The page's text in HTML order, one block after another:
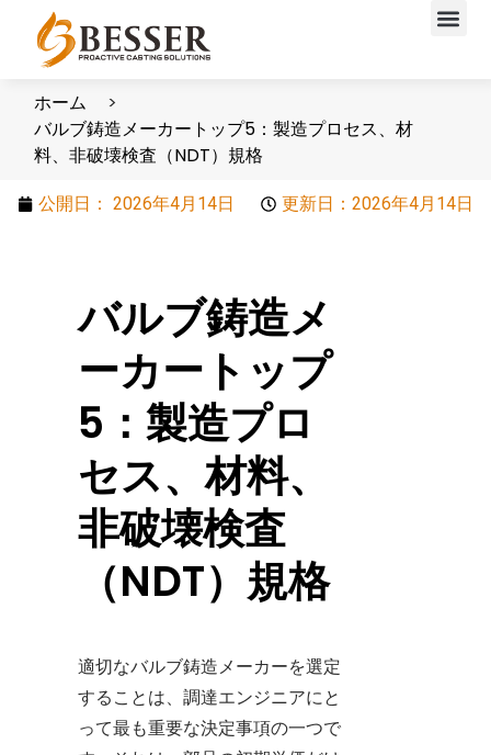
ホーム
バルブ鋳造メーカートップ5：製造プロセス、材
料、非破壊検査（NDT）規格
公開日： 2026年4月14日 更新日：2026年4月14日
バルブ鋳造メ
ーカートップ
5：製造プロ
セス、材料、
非破壊検査
（NDT）規格
適切なバルブ鋳造メーカーを選定
することは、調達エンジニアにと
って最も重要な決定事項の一つで